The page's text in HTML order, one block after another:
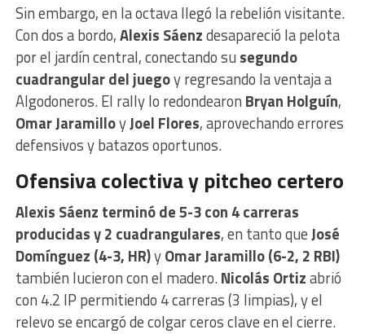
Sin embargo, en la octava llegó la rebelión visitante.
Con dos a bordo,Alexis Sáenzdesapareció la pelota
por el jardín central, conectando su segundo
cuadrangular del juegoy regresando la ventaja a
Algodoneros. El rally lo redondearon Bryan Holguín,
Omar JaramilloyJoel Flores, aprovechando errores
defensivos y batazos oportunos.
Ofensiva colectiva y pitcheo certero
Alexis Sáenz terminó de 5-3 con 4 carreras
producidas y 2 cuadrangulares, en tanto queJosé
Domínguez (4-3, HR)yOmar Jaramillo (6-2, 2 RBI)
también lucieron con el madero.Nicolás Ortizabrió
con 4.2 IP permitiendo 4 carreras (3 limpias), y el
relevo se encargó de colgar ceros clave en el cierre.